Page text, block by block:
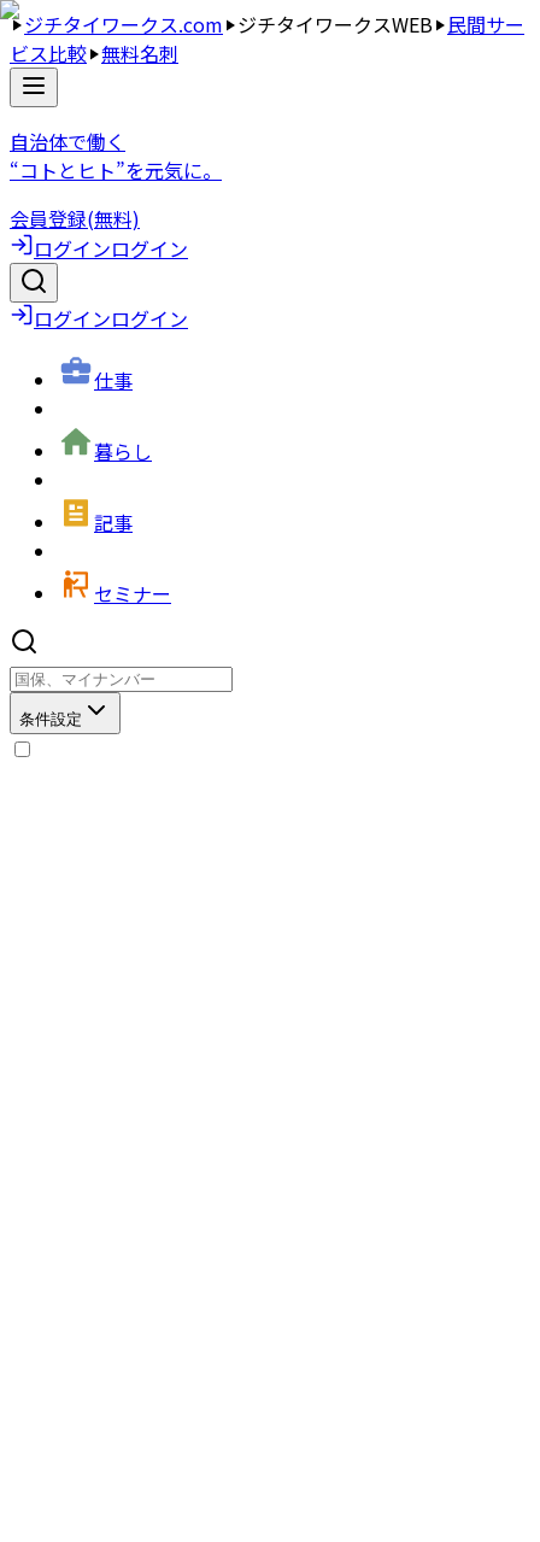
ジチタイワークス.com ジチタイワークスWEB 民間サー
ビス比較 無料名刺
自治体で働く
“コトとヒト”を元気に。
会員登録(無料)
ログインログイン
ログインログイン
仕事
暮らし
記事
セミナー
条件設定